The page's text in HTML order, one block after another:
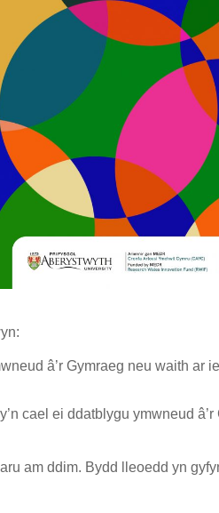
â’r Gymraeg neu waith ar
cael ei ddatblygu ymwneud â’r
am ddim. Bydd lleoedd yn